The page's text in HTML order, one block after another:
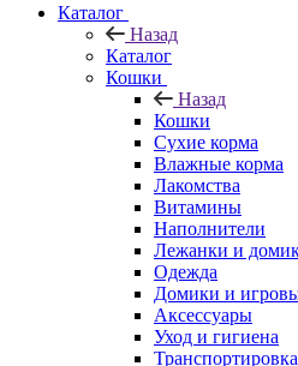
Каталог
Назад
Каталог
Кошки
Назад
Кошки
Сухие корма
Влажные корма
Лакомства
Витамины
Наполнители
Лежанки и
Одежда
Домики и
Аксессуары
Уход и гигиена
Транспортировка